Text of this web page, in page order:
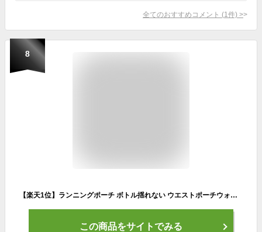
全てのおすすめコメント (1 件) >
8
【楽天1位】ランニングポーチ ボトル揺れない ウエストポーチウォーキング ジョギング ペットボトル収納バッグ 防水 スマホ 水筒 スポーツアウトドア登山ポーチ 遠足 夜間ウォーキング 超軽量 男女兼用 ベルト調整可能 紹介動画あり ネコポス送料無料！【ra10411】
この商品をサイトでみる